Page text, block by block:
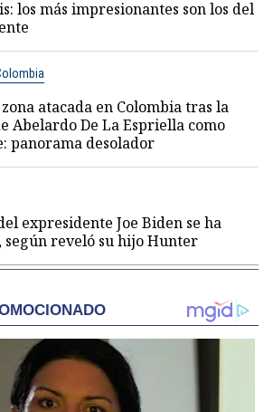
los más impresionantes son los del
atacada en Colombia tras la
Abelardo De La Espriella como
panorama desolador
expresidente Joe Biden se ha
según reveló su hijo Hunter